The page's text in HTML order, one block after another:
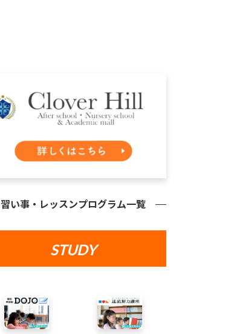
習い事・レッスンプログラム一覧
STUDY